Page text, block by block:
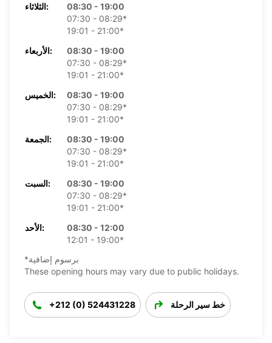
الثلاثاء:
08:30 - 19:00
07:30 - 08:29*
19:01 - 21:00*
الأربعاء:
08:30 - 19:00
07:30 - 08:29*
19:01 - 21:00*
الخميس:
08:30 - 19:00
07:30 - 08:29*
19:01 - 21:00*
الجمعة:
08:30 - 19:00
07:30 - 08:29*
19:01 - 21:00*
السبت:
08:30 - 19:00
07:30 - 08:29*
19:01 - 21:00*
الأحد:
08:30 - 12:00
12:01 - 19:00*
*برسوم إضافية
These opening hours may vary due to public holidays.
+212 (0) 524431228 خط سير الرحلة